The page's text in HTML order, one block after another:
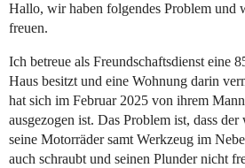
Hallo, wir haben folgendes Problem und
freuen.
Ich betreue als Freundschaftsdienst eine
Haus besitzt und eine Wohnung darin
hat sich im Februar 2025 von ihrem
ausgezogen ist. Das Problem ist, dass
seine Motorräder samt Werkzeug im
auch schraubt und seinen Plunder nicht